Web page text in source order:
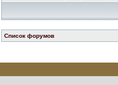
Список форумов